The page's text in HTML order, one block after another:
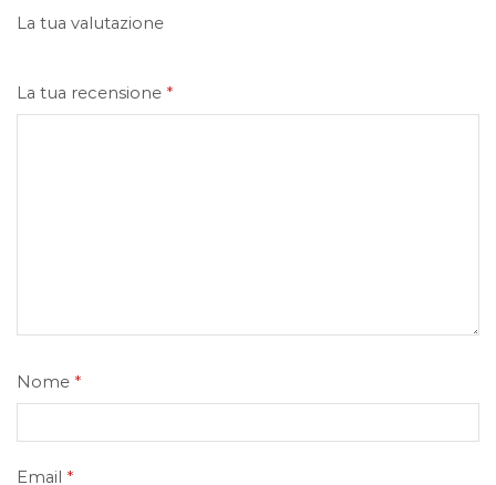
La tua valutazione
La tua recensione *
Nome *
Email *